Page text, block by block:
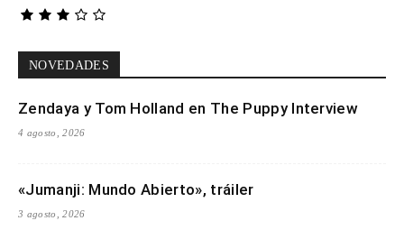
NOVEDADES
Zendaya y Tom Holland en The Puppy Interview
4 agosto, 2026
«Jumanji: Mundo Abierto», tráiler
3 agosto, 2026